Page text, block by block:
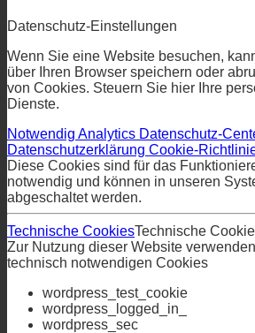
Datenschutz-Einstellungen
Wenn Sie eine Website besuchen,
über Ihren Browser speichern oder
von Cookies. Steuern Sie hier Ihre
Dienste.
Notwendig Analytics Datenschutz-
Datenschutzerklärung Cookie-
Diese Cookies sind für das
notwendig und können in unseren
abgeschaltet werden.
Technische CookiesTechnische
Zur Nutzung dieser Website
technisch notwendigen Cookies
wordpress_test_cookie
wordpress_logged_in_
wordpress_sec